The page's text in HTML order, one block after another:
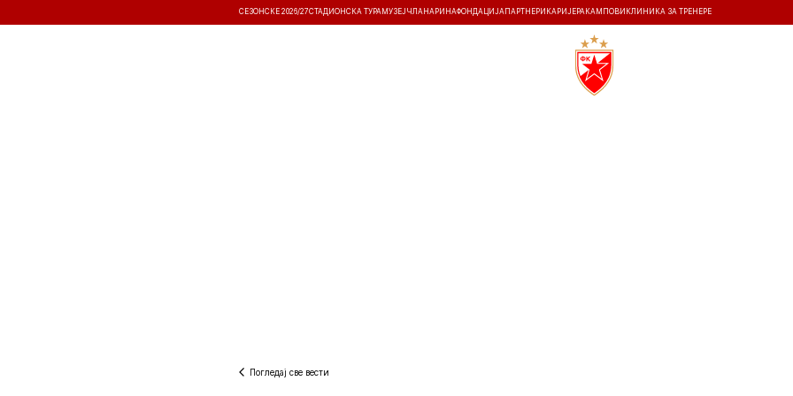
СЕЗОНСКЕ 2026/27СТАДИОНСКА ТУРА МУЗЕЈ ЧЛАНАРИНАФОНДАЦИЈА ПАРТНЕРИ КАРИЈЕРА КАМПОВИ КЛИНИКА ЗА ТРЕНЕРЕ
Погледај све вести